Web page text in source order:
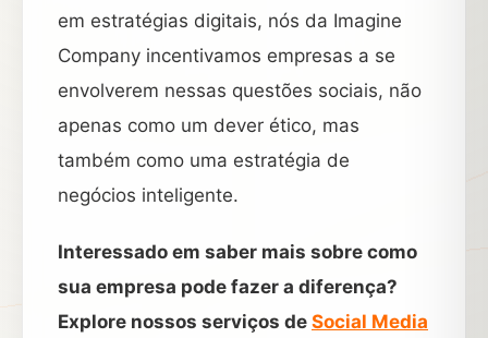
em estratégias digitais, nós da Imagine
Company incentivamos empresas a se
envolverem nessas questões sociais, não
apenas como um dever ético, mas
também como uma estratégia de
negócios inteligente.
Interessado em saber mais sobre como
sua empresa pode fazer a diferença?
Explore nossos serviços de Social Media